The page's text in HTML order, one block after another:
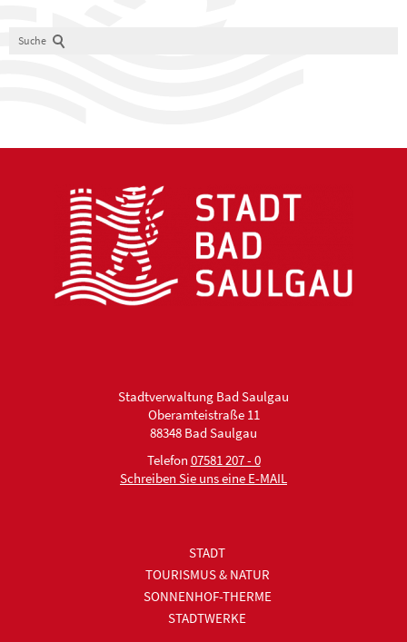
Suche
Stadtverwaltung Bad Saulgau
Oberamteistraße 11
88348 Bad Saulgau
Telefon 07581 207 - 0
Schreiben Sie uns eine E-MAIL
STADT
TOURISMUS & NATUR
SONNENHOF-THERME
STADTWERKE